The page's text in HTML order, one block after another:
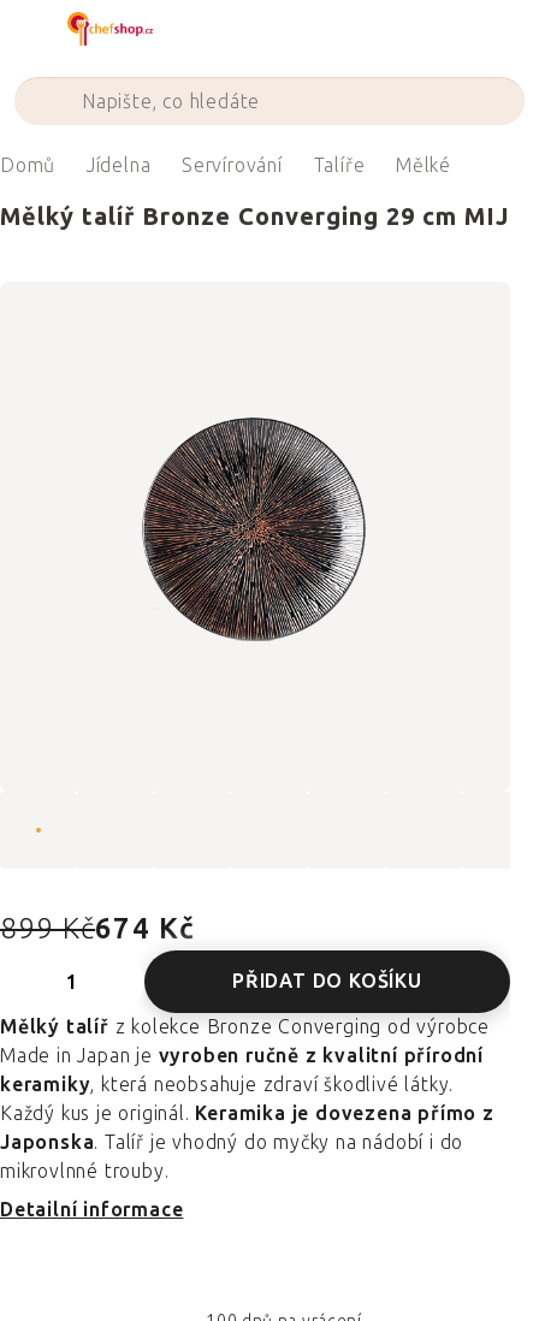
Domů Jídelna Servírování Talíře Mělké
Mělký talíř Bronze Converging 29 cm MIJ
899 Kč674 Kč
PŘIDAT DO KOŠÍKU
Mělký talíř z kolekce Bronze Converging od výrobce
Made in Japan je vyroben ručně z kvalitní přírodní
keramiky, která neobsahuje zdraví škodlivé látky.
Každý kus je originál. Keramika je dovezena přímo z
Japonska. Talíř je vhodný do myčky na nádobí i do
mikrovlnné trouby.
Detailní informace